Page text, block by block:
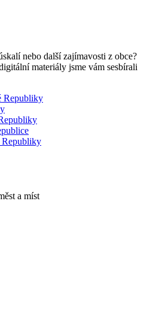
nebo další zajímavosti z obce?
materiály jsme vám sesbírali
Republiky
Republiky
a míst